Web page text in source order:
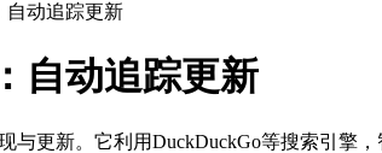
自动追踪更新
自动追踪更新
与更新。它利用DuckDuckGo等搜索引